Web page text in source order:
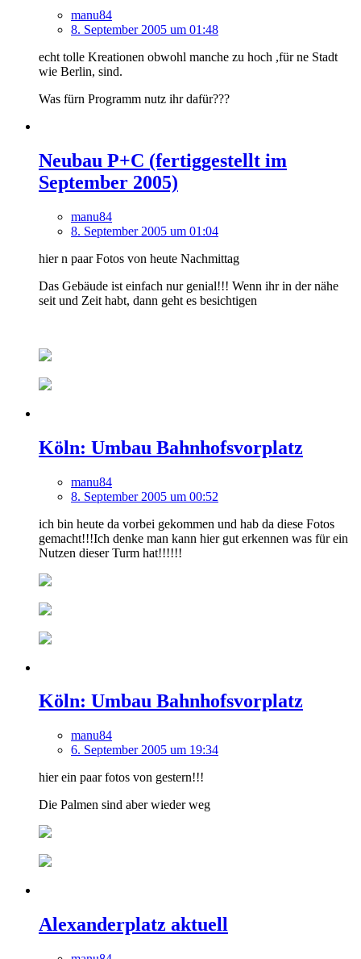
manu84
8. September 2005 um 01:48
echt tolle Kreationen obwohl manche zu hoch ,für ne Stadt
wie Berlin, sind.
Was fürn Programm nutz ihr dafür???
Neubau P+C (fertiggestellt im
September 2005)
manu84
8. September 2005 um 01:04
hier n paar Fotos von heute Nachmittag
Das Gebäude ist einfach nur genial!!! Wenn ihr in der nähe
seit und Zeit habt, dann geht es besichtigen
Köln: Umbau Bahnhofsvorplatz
manu84
8. September 2005 um 00:52
ich bin heute da vorbei gekommen und hab da diese Fotos
gemacht!!!Ich denke man kann hier gut erkennen was für ein
Nutzen dieser Turm hat!!!!!!
Köln: Umbau Bahnhofsvorplatz
manu84
6. September 2005 um 19:34
hier ein paar fotos von gestern!!!
Die Palmen sind aber wieder weg
Alexanderplatz aktuell